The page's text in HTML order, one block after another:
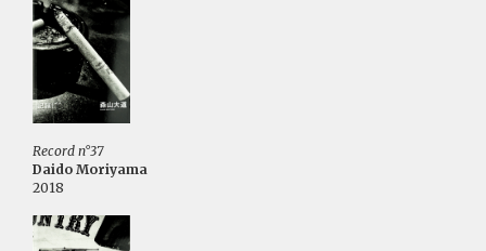
Record n°37
Daido Moriyama
2018